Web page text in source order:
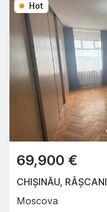
Hot
69,900 €
CHIȘINĂU, RÂȘCANI
Moscova